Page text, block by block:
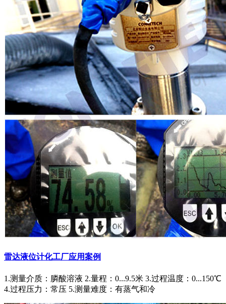
雷达液位计化工厂应用案例
1.测量介质：膦酸溶液 2.量程：0...9.5米 3.过程温度：0...150℃
4.过程压力：常压 5.测量难度：有蒸气和冷